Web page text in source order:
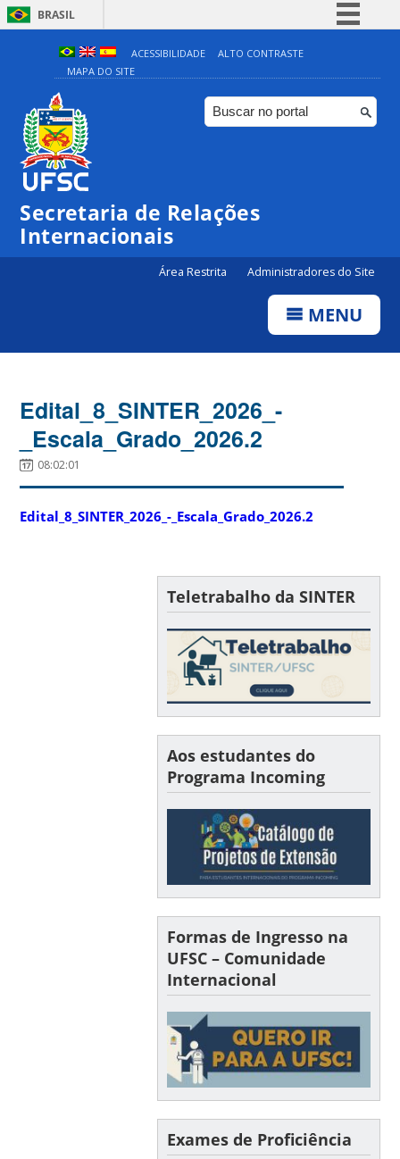
BRASIL
Simplifique!
Comunica BR
Participe
ACESSIBILIDADE
ALTO CONTRASTE
MAPA DO SITE
Secretaria de Relações
Internacionais
Área Restrita Administradores do Site
MENU
Edital_8_SINTER_2026_-
_Escala_Grado_2026.2
08:02:01
Edital_8_SINTER_2026_-_Escala_Grado_2026.2
Teletrabalho da SINTER
Aos estudantes do
Programa Incoming
Formas de Ingresso na
UFSC – Comunidade
Internacional
Exames de Proficiência